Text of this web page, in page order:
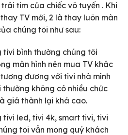
tim của chiếc vô tuyến . Khi
TV mới, 2 là thay luôn màn
chúng tôi như sau:
bình thường chúng tôi
màn hình nên mua TV khác
đương với tivi nhà mình
không có nhiều chức
giá thành lại khá cao.
led, tivi 4k, smart tivi, tivi
tôi vẫn mong quý khách